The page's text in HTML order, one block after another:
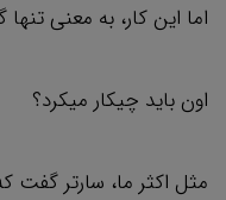
اما این کار، به معنی
اون باید چیکار میکرد؟
مثل اکثر ما، سارتر گفت